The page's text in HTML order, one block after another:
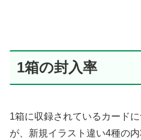
1箱の封入率
1箱に収録されているカード
が、新規イラスト違い4種の